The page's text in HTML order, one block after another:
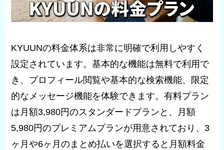
KYUUNの料金体系は非常に明確で利用しやすく
設定されています。基本的な機能は無料で利用で
き、プロフィール閲覧や基本的な検索機能、限定
的なメッセージ機能を体験できます。有料プラン
は月額3,980円のスタンダードプランと、月額
5,980円のプレミアムプランが用意されており、3
ヶ月や6ヶ月のまとめ払いを選択すると月額料金